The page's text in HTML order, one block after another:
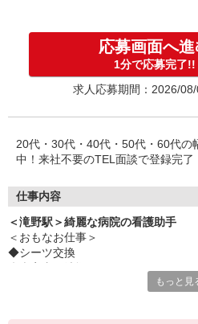
応募画面へ
1分で応募完了!!
求人応募期間：2026/
20代・30代・40代・50代・60代の
中！来社不要のTEL面談で登録完
仕事内容
＜滝野駅＞綺麗な病院の看護助手
＜おもなお仕事＞
◆シーツ交換
もっと見